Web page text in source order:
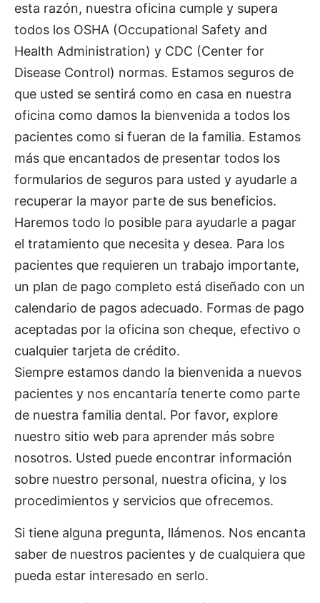
esta razón, nuestra oficina cumple y supera
todos los OSHA (Occupational Safety and
Health Administration) y CDC (Center for
Disease Control) normas. Estamos seguros de
que usted se sentirá como en casa en nuestra
oficina como damos la bienvenida a todos los
pacientes como si fueran de la familia. Estamos
más que encantados de presentar todos los
formularios de seguros para usted y ayudarle a
recuperar la mayor parte de sus beneficios.
Haremos todo lo posible para ayudarle a pagar
el tratamiento que necesita y desea. Para los
pacientes que requieren un trabajo importante,
un plan de pago completo está diseñado con un
calendario de pagos adecuado. Formas de pago
aceptadas por la oficina son cheque, efectivo o
cualquier tarjeta de crédito.
Siempre estamos dando la bienvenida a nuevos
pacientes y nos encantaría tenerte como parte
de nuestra familia dental. Por favor, explore
nuestro sitio web para aprender más sobre
nosotros. Usted puede encontrar información
sobre nuestro personal, nuestra oficina, y los
procedimientos y servicios que ofrecemos.
Si tiene alguna pregunta, llámenos. Nos encanta
saber de nuestros pacientes y de cualquiera que
pueda estar interesado en serlo.